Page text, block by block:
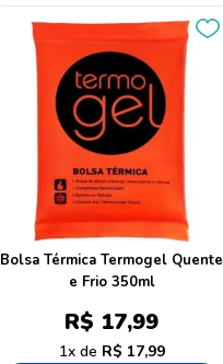
Bolsa Térmica Termogel Quente
e Frio 350ml
R$ 17,99
1 R$ 17,99